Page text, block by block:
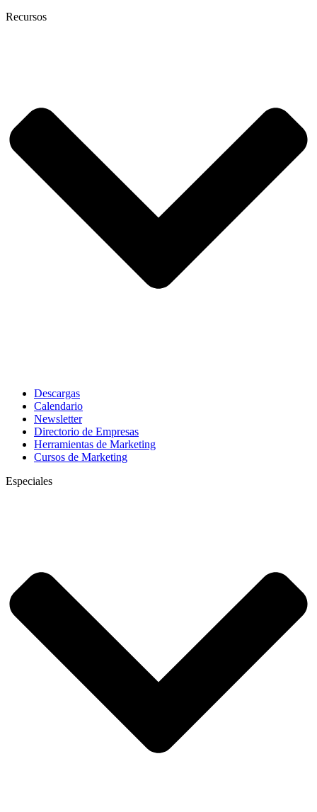
Recursos
Descargas
Calendario
Newsletter
Directorio de Empresas
Herramientas de Marketing
Cursos de Marketing
Especiales